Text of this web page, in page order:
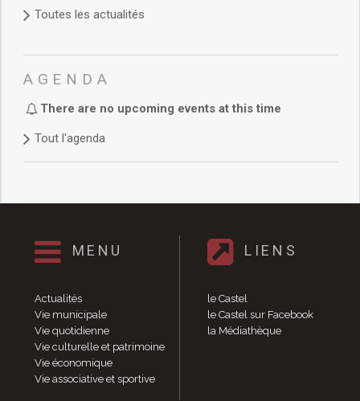
Délibérations 2023
Délibérations 2019
Délibérations 2018
Délibérations 2016
Délibérations 2015
Délibérations 2013
Délibérations 2011
Délibérations 2008
Agenda réunions publiques
Marchés publics
Toutes les actualités
Vie quotidienne
Toutes les actualités
AGENDA
There are no upcoming events at this time
Tout l'agenda
MENU
Actualités
Vie municipale
Vie quotidienne
Vie culturelle et patrimoine
Vie économique
Vie associative et sportive
LIENS
le Castel
le Castel sur Facebook
la Médiathèque